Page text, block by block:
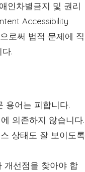
인차별금지 및 권리
Accessibility
로써 법적 문제에 직
.
용어는 피합니다.
의존하지 않습니다.
상태도 잘 보이도록
개선점을 찾아야 합